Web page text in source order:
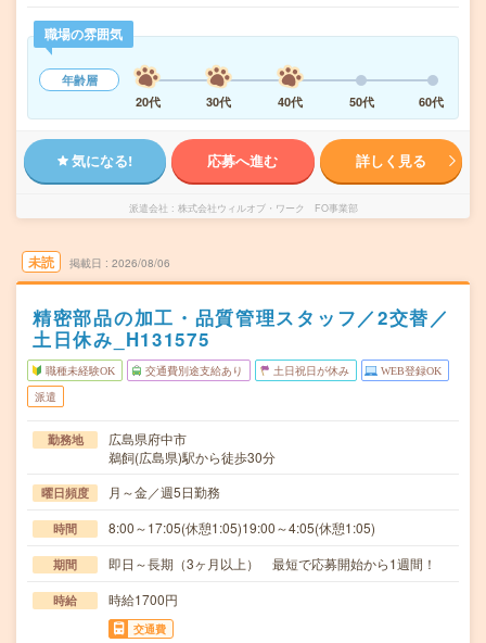
職場の雰囲気
年齢層
20代
30代 40代 50代 60代
気になる! 応募へ進む 詳しく見る
派遣会社 株式会社ウィルオブ・ワーク FO事業部
未読 掲載日 2026/08/06
精密部品の加工・品質管理スタッフ／2交替／
土日休み_H131575
職種未経験OK 交通費別途支給あり 土日祝日が休み WEB登録OK
派遣
勤務地
広島県府中市
鵜飼(広島県)駅から徒歩30分
曜日頻度 月～金／週5日勤務
時間 8:00～17:05(休憩1:05)19:00～4:05(休憩1:05)
期間 即日～長期（3ヶ月以上） 最短で応募開始から1週間！
時給 時給1700円
交通費